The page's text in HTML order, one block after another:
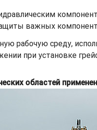
важных
рабочую среду,
при установке
областей